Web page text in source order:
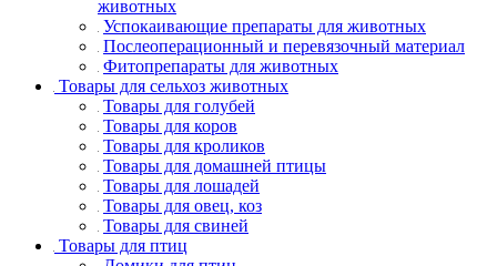
животных
Успокаивающие препараты для животных
Послеоперационный и перевязочный материал
Фитопрепараты для животных
Товары для сельхоз животных
Товары для голубей
Товары для коров
Товары для кроликов
Товары для домашней птицы
Товары для лошадей
Товары для овец, коз
Товары для свиней
Товары для птиц